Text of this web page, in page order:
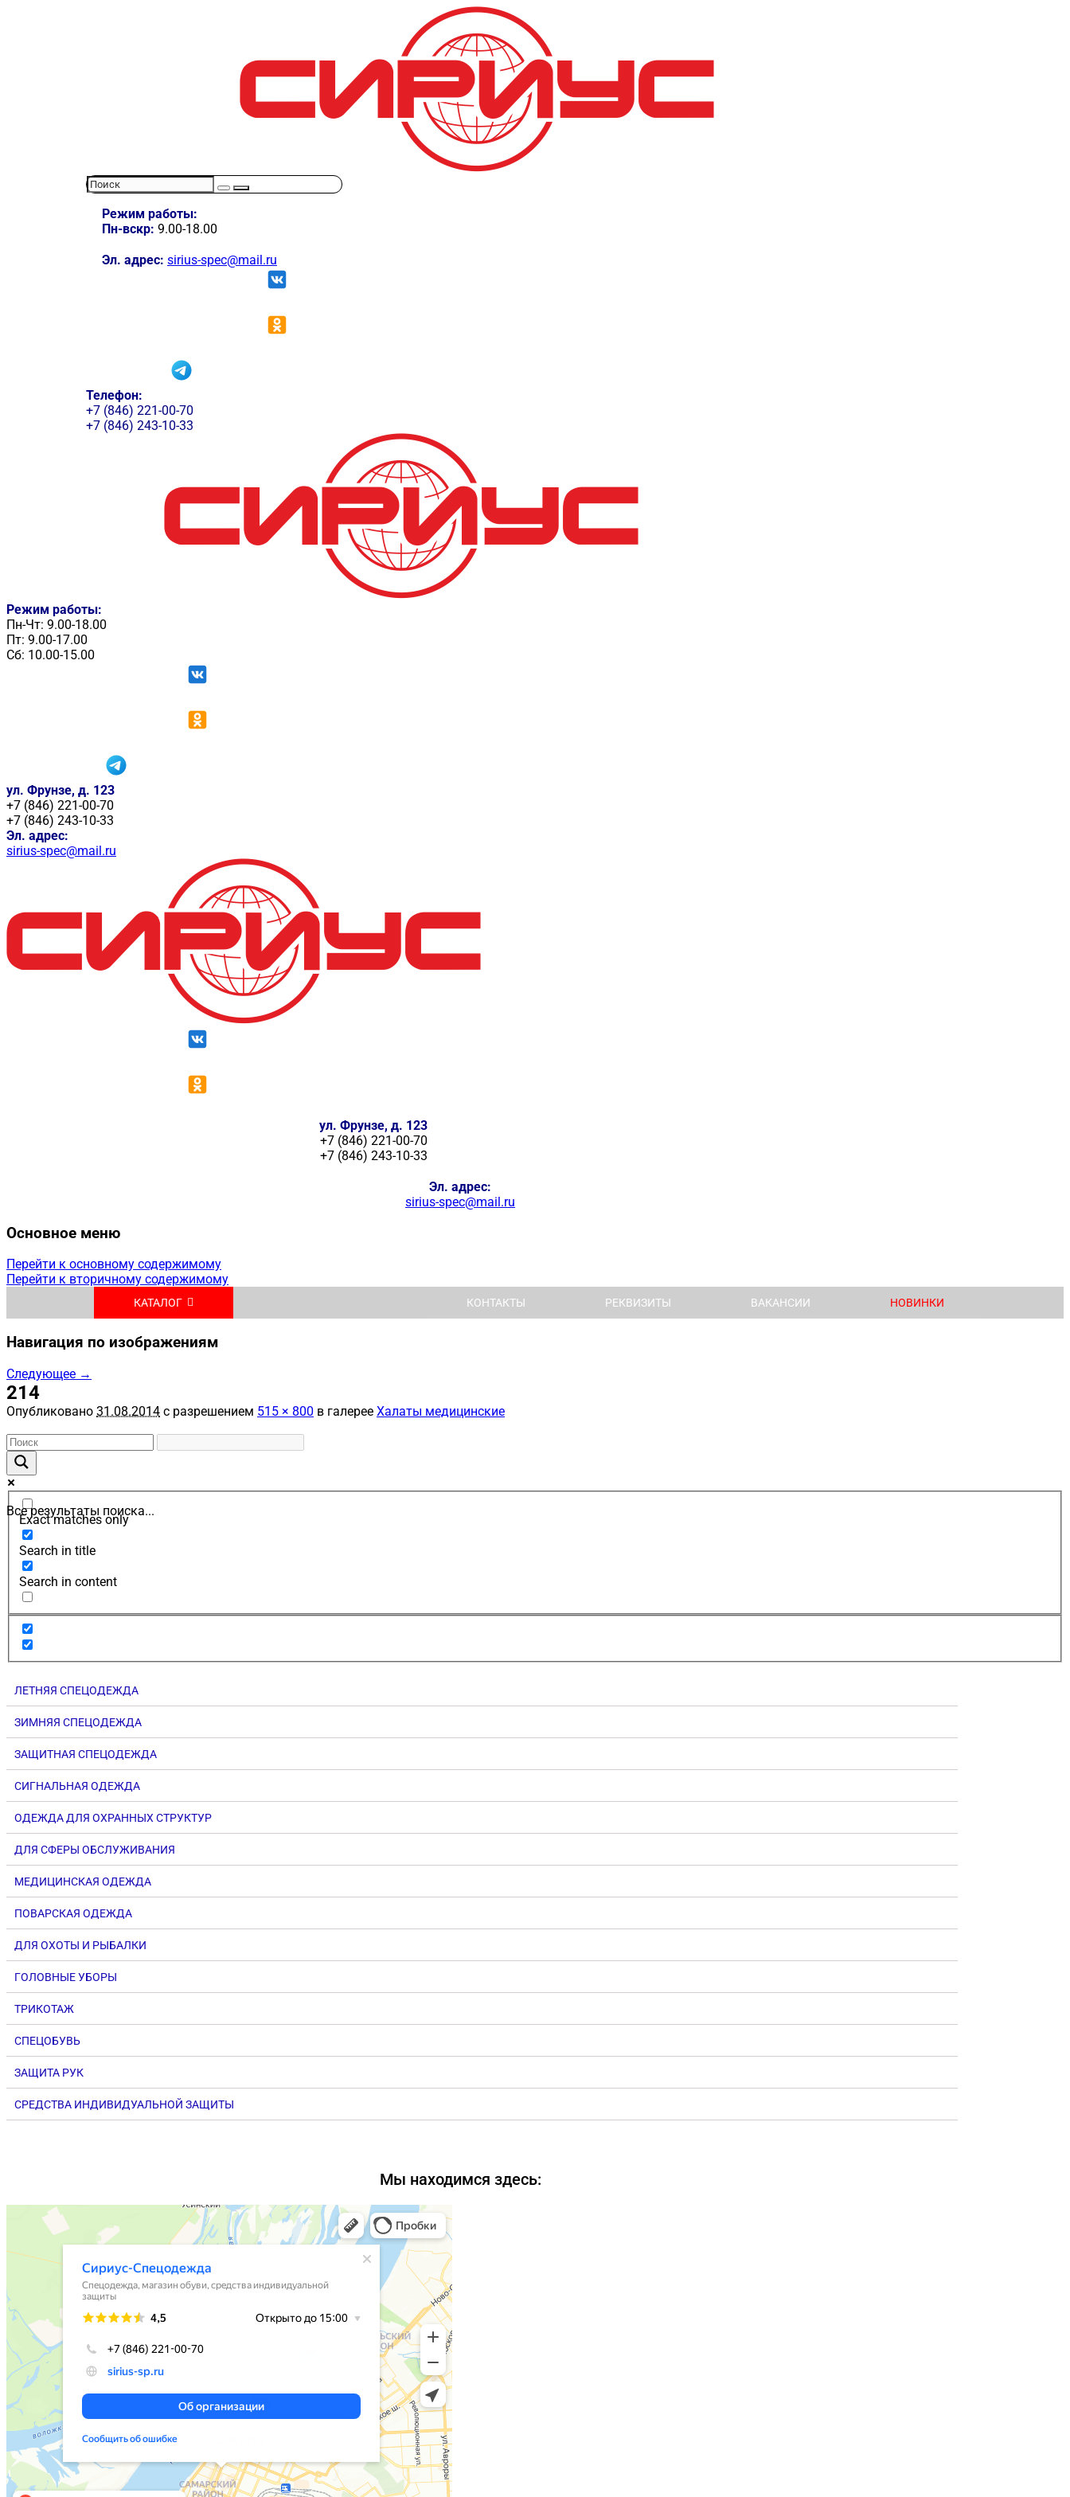
Режим работы:
Пн-вскр: 9.00-18.00
Эл. адрес: sirius-spec@mail.ru
Телефон:
+7 (846) 221-00-70
+7 (846) 243-10-33
Режим работы:
Пн-Чт: 9.00-18.00
Пт: 9.00-17.00
Сб: 10.00-15.00
ул. Фрунзе, д. 123
+7 (846) 221-00-70
+7 (846) 243-10-33
Эл. адрес:
sirius-spec@mail.ru
ул. Фрунзе, д. 123
+7 (846) 221-00-70
+7 (846) 243-10-33
Эл. адрес:
sirius-spec@mail.ru
Основное меню
Перейти к основному содержимому
Перейти к вторичному содержимому
КАТАЛОГ КОНТАКТЫ РЕКВИЗИТЫ ВАКАНСИИ НОВИНКИ
Навигация по изображениям
Следующее →
214
Опубликовано 31.08.2014 с разрешением 515 × 800 в галерее Халаты медицинские
Все результаты поиска...
Exact matches only
Search in title
Search in content
ЛЕТНЯЯ СПЕЦОДЕЖДА
ЗИМНЯЯ СПЕЦОДЕЖДА
ЗАЩИТНАЯ СПЕЦОДЕЖДА
СИГНАЛЬНАЯ ОДЕЖДА
ОДЕЖДА ДЛЯ ОХРАННЫХ СТРУКТУР
ДЛЯ СФЕРЫ ОБСЛУЖИВАНИЯ
МЕДИЦИНСКАЯ ОДЕЖДА
ПОВАРСКАЯ ОДЕЖДА
ДЛЯ ОХОТЫ И РЫБАЛКИ
ГОЛОВНЫЕ УБОРЫ
ТРИКОТАЖ
СПЕЦОБУВЬ
ЗАЩИТА РУК
СРЕДСТВА ИНДИВИДУАЛЬНОЙ ЗАЩИТЫ
Мы находимся здесь: